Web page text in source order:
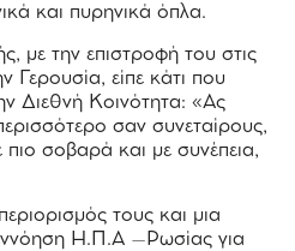
και πυρηνικά όπλα.
με την επιστροφή του στις
είπε κάτι που
Διεθνή Κοινότητα: «Ας
σαν συνεταίρους,
πιο σοβαρά και με συνέπεια,
τους και μια
Η.Π.Α –Ρωσίας για